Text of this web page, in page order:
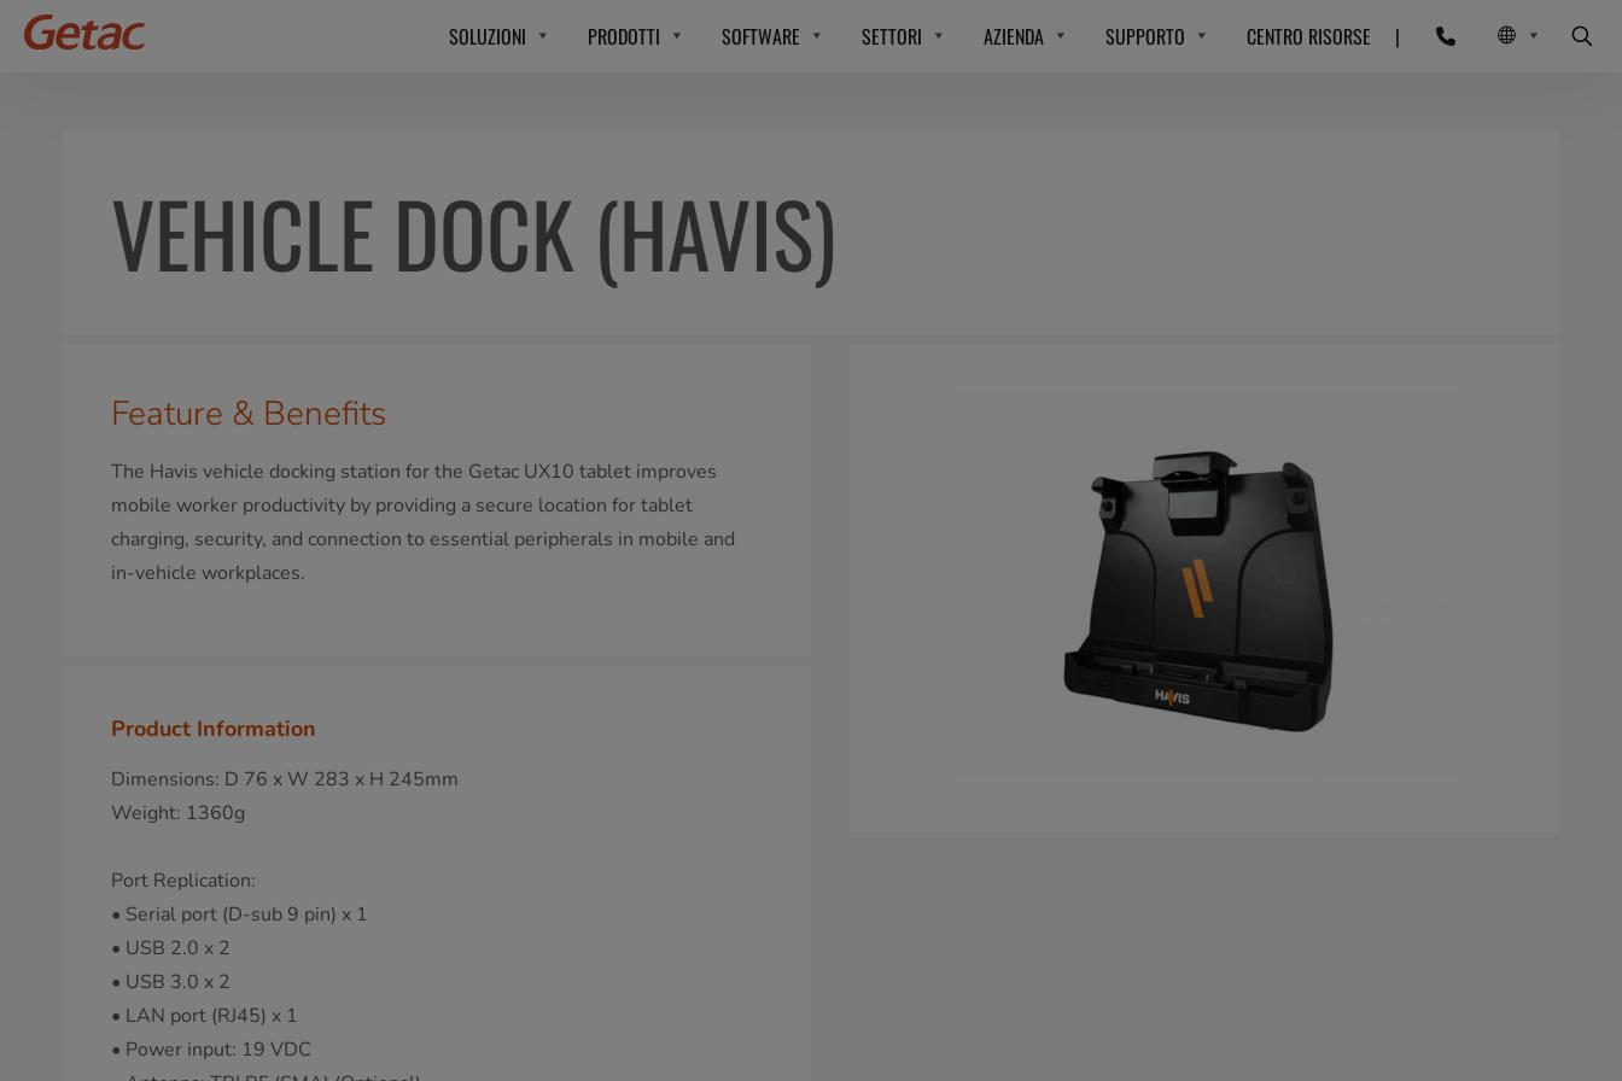
SOLUZIONI PRODOTTI SOFTWARE SETTORI AZIENDA SUPPORTO CENTRO RISORSE |
VEHICLE DOCK (HAVIS)
Feature & Benefits
The Havis vehicle docking station for the Getac UX10 tablet improves
mobile worker productivity by providing a secure location for tablet
charging, security, and connection to essential peripherals in mobile and
in-vehicle workplaces.
Product Information
Dimensions: D 76 x W 283 x H 245mm
Weight: 1360g
Port Replication:
• Serial port (D-sub 9 pin) x 1
• USB 2.0 x 2
• USB 3.0 x 2
• LAN port (RJ45) x 1
• Power input: 19 VDC